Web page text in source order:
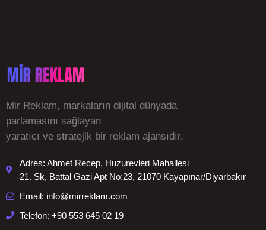
Mir Reklam, markaların dijital dünyada
parlamasını sağlayan
yaratıcı ve stratejik bir reklam ajansıdır.
Adres: Ahmet Recep, Huzurevleri Mahallesi
21. Sk, Battal Gazi Apt No:23, 21070 Kayapınar/Diyarbakır
Email: info@mirreklam.com
Telefon: +90 553 645 02 19